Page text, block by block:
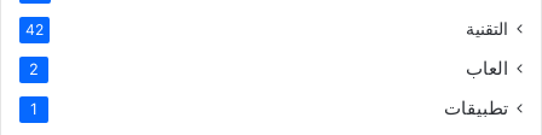
التقنية 42
العاب 2
تطبيقات 1